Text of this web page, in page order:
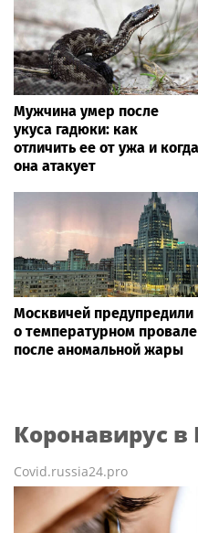
Мужчина умер после
укуса гадюки: как
отличить ее от ужа и когда
она атакует
Москвичей предупредили
о температурном провале
после аномальной жары
Коронавирус в
Covid.russia24.pro